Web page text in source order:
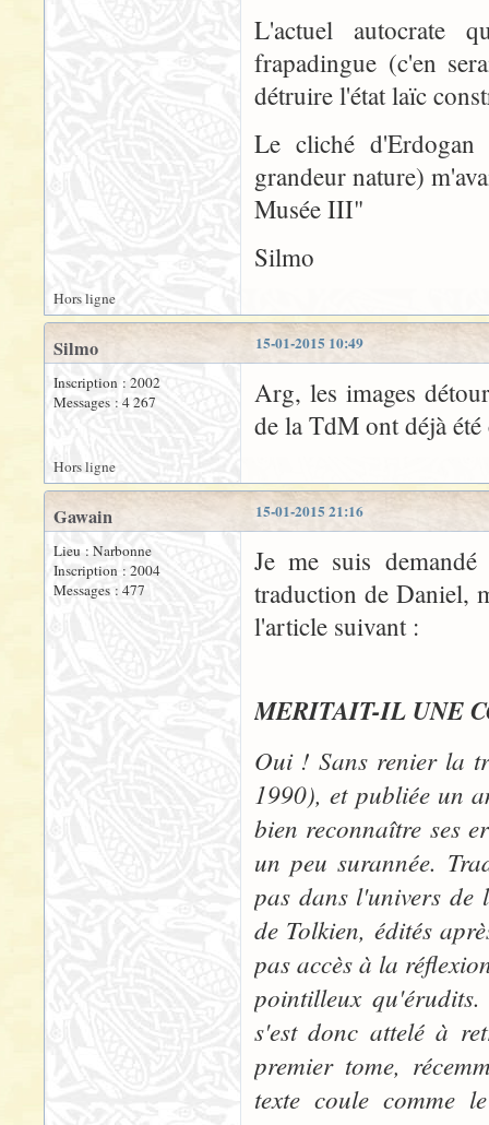
L'actuel autocrate
frapadingue (c'en
détruire l'état laïc
Le cliché d'Erdogan
grandeur nature)
Musée III"
Silmo
Hors ligne
15-01-2015 10:49
Silmo
Inscription : 2002
Messages : 4 267
Arg, les images
de la TdM ont déjà
Hors ligne
15-01-2015 21:16
Gawain
Lieu : Narbonne
Inscription : 2004
Messages : 477
Je me suis
traduction de Daniel,
l'article suivant :
MERITAIT-IL UNE
Oui ! Sans renier la
1990), et publiée un
bien reconnaître ses
un peu surannée.
pas dans l'univers
de Tolkien, édités
pas accès à la
pointilleux
s'est donc attelé à
premier tome,
texte coule comme